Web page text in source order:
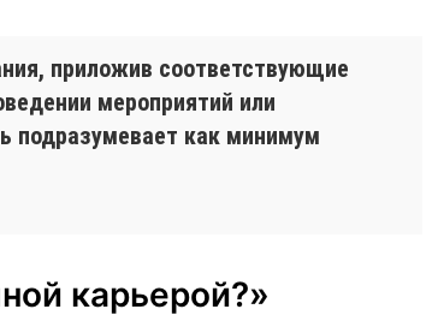
приложив соответствующие
мероприятий или
подразумевает как минимум
карьерой?»